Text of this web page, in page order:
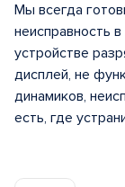
Мы всегда
неисправность
устройстве
дисплей, не
динамиков,
есть, где